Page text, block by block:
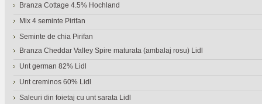
Branza Cottage 4.5% Hochland
Mix 4 seminte Pirifan
Seminte de chia Pirifan
Branza Cheddar Valley Spire maturata (ambalaj rosu) Lidl
Unt german 82% Lidl
Unt creminos 60% Lidl
Saleuri din foietaj cu unt sarata Lidl